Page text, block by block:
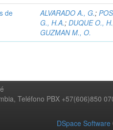
de
ALVARADO A., G.;
G., H.A.;DUQUE O., H.
GUZMAN M., O.
Teléfono PBX +57(606)850
DSpace Software